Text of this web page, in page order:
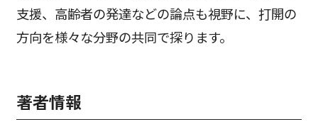
支援、高齢者の発達などの論点も視野に、打開の
方向を様々な分野の共同で探ります。
著者情報